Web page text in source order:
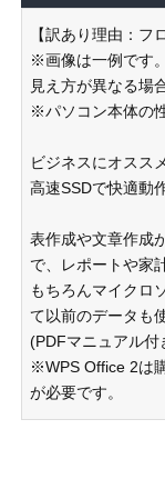
【訳あり理由：フ
※画像は一例です
見え方が異なる場
※パソコン本体の
ビジネスにオスス
高速SSDで快適動
表作成や文章作成
で、レポートや家
もちろんマイクロ
て以前のデータも
(PDFマニュアル付
※WPS Office 2は
が必要です。